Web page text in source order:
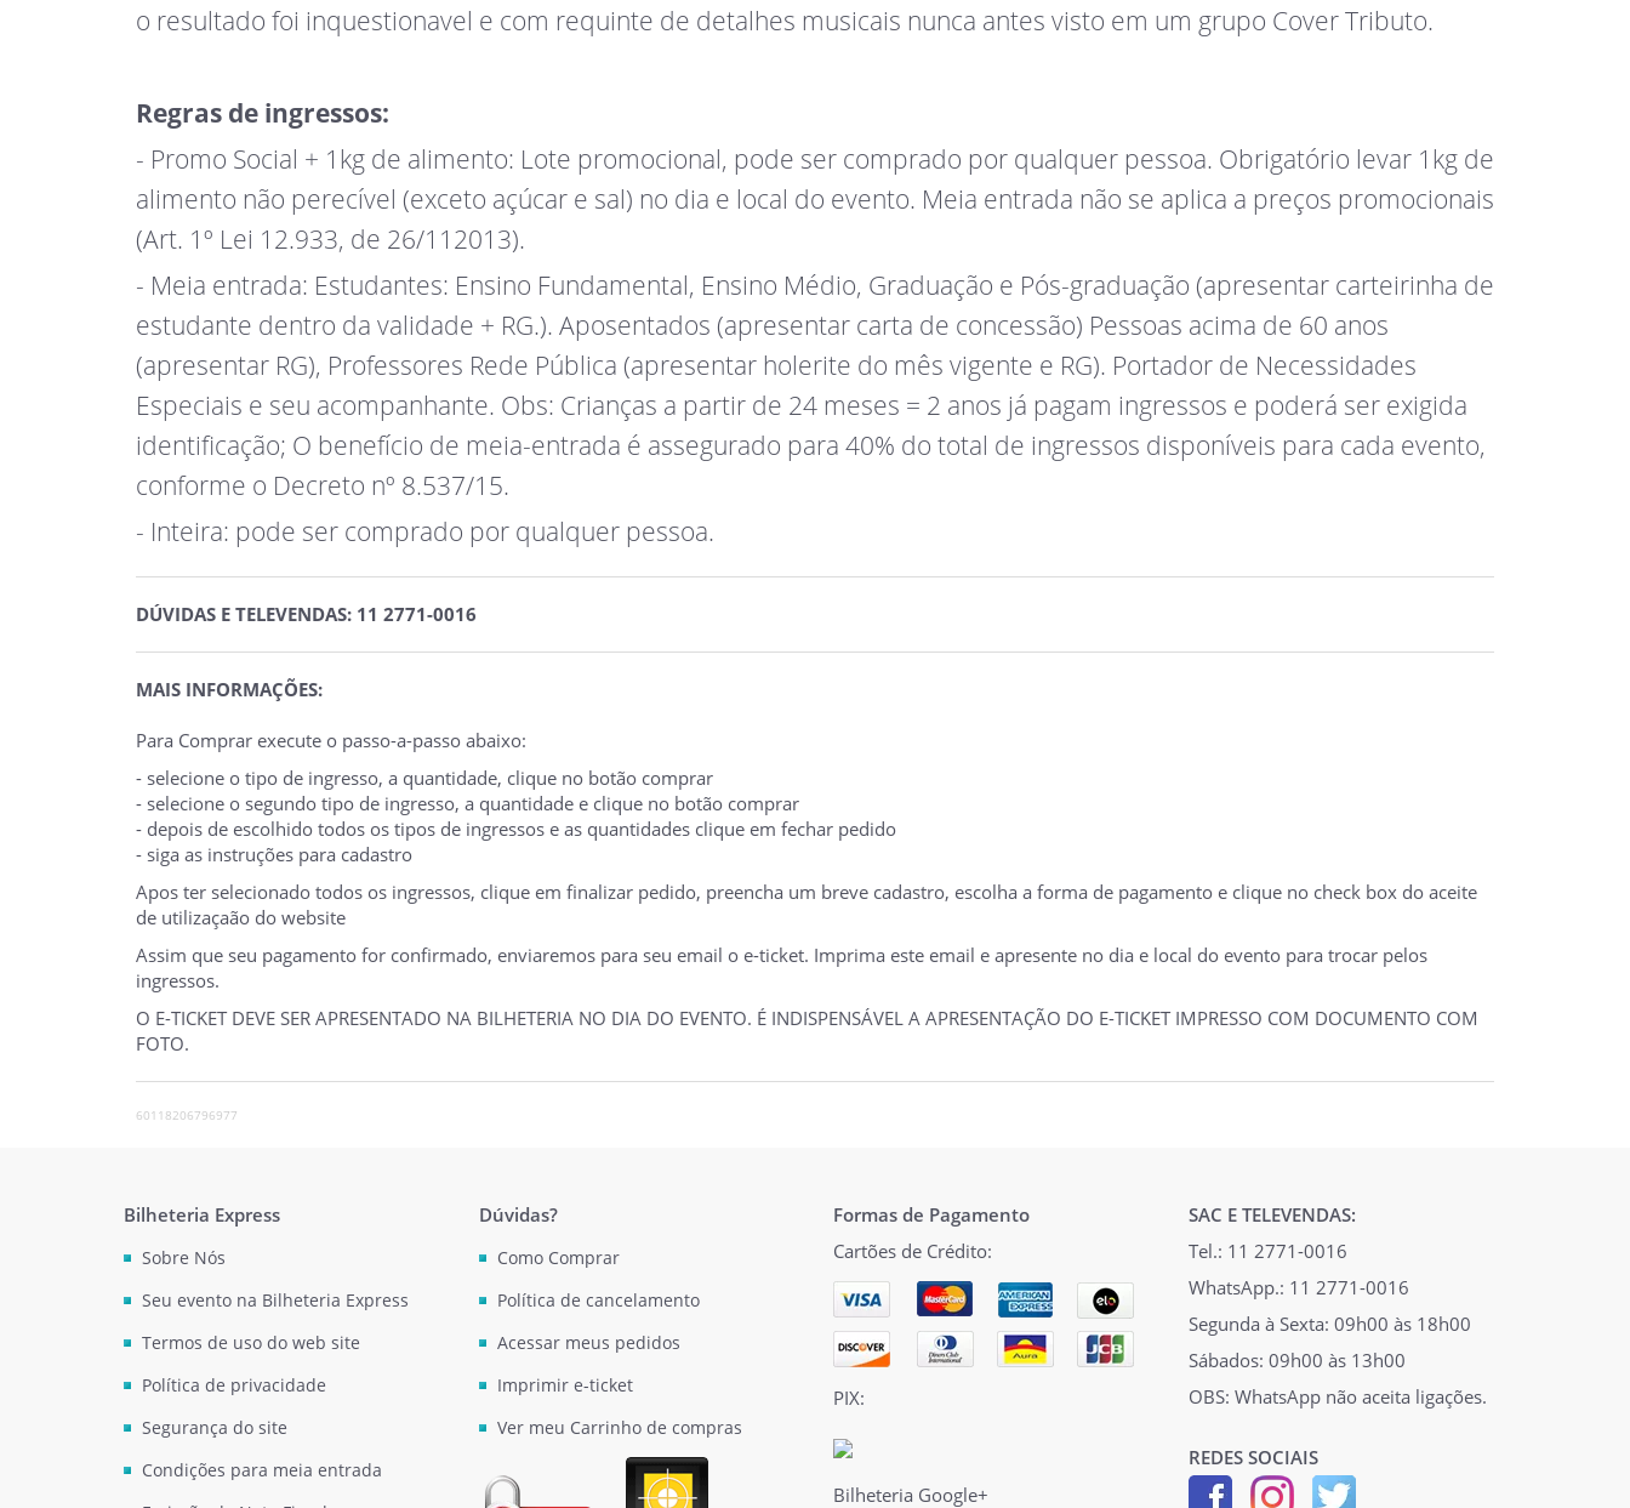
o resultado foi inquestionavel e com requinte de detalhes musicais nunca antes visto em um grupo Cover Tributo.
Regras de ingressos:
- Promo Social + 1kg de alimento: Lote promocional, pode ser comprado por qualquer pessoa. Obrigatório levar 1kg de
alimento não perecível (exceto açúcar e sal) no dia e local do evento. Meia entrada não se aplica a preços promocionais
(Art. 1º Lei 12.933, de 26/112013).
- Meia entrada: Estudantes: Ensino Fundamental, Ensino Médio, Graduação e Pós-graduação (apresentar carteirinha de
estudante dentro da validade + RG.). Aposentados (apresentar carta de concessão) Pessoas acima de 60 anos
(apresentar RG), Professores Rede Pública (apresentar holerite do mês vigente e RG). Portador de Necessidades
Especiais e seu acompanhante. Obs: Crianças a partir de 24 meses = 2 anos já pagam ingressos e poderá ser exigida
identificação; O benefício de meia-entrada é assegurado para 40% do total de ingressos disponíveis para cada evento,
conforme o Decreto nº 8.537/15.
- Inteira: pode ser comprado por qualquer pessoa.
DÚVIDAS E TELEVENDAS: 11 2771-0016
MAIS INFORMAÇÕES:
Para Comprar execute o passo-a-passo abaixo:
- selecione o tipo de ingresso, a quantidade, clique no botão comprar
- selecione o segundo tipo de ingresso, a quantidade e clique no botão comprar
- depois de escolhido todos os tipos de ingressos e as quantidades clique em fechar pedido
- siga as instruções para cadastro
Apos ter selecionado todos os ingressos, clique em finalizar pedido, preencha um breve cadastro, escolha a forma de pagamento e clique no check box do aceite
de utilizaçaão do website
Assim que seu pagamento for confirmado, enviaremos para seu email o e-ticket. Imprima este email e apresente no dia e local do evento para trocar pelos
ingressos.
O E-TICKET DEVE SER APRESENTADO NA BILHETERIA NO DIA DO EVENTO. É INDISPENSÁVEL A APRESENTAÇÃO DO E-TICKET IMPRESSO COM DOCUMENTO COM
FOTO.
60118206796977
Bilheteria Express
Sobre Nós
Seu evento na Bilheteria Express
Termos de uso do web site
Política de privacidade
Segurança do site
Condições para meia entrada
Dúvidas?
Como Comprar
Política de cancelamento
Acessar meus pedidos
Imprimir e-ticket
Ver meu Carrinho de compras
Formas de Pagamento
Cartões de Crédito:
PIX:
Bilheteria Google+
SAC E TELEVENDAS:
Tel.: 11 2771-0016
WhatsApp.: 11 2771-0016
Segunda à Sexta: 09h00 às 18h00
Sábados: 09h00 às 13h00
OBS: WhatsApp não aceita ligações.
REDES SOCIAIS